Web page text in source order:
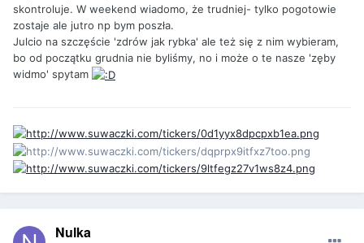
skontroluje. W weekend wiadomo, że trudniej- tylko pogotowie
zostaje ale jutro np bym poszła.
Julcio na szczęście 'zdrów jak rybka' ale też się z nim wybieram,
bo od początku grudnia nie byliśmy, no i może o te nasze 'zęby
widmo' spytam
Nulka